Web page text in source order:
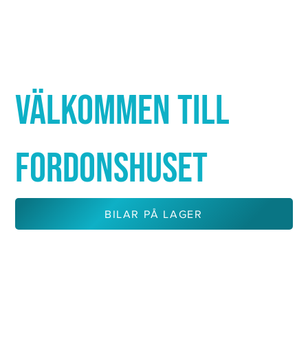
VÄLKOMMEN TILL
FORDONSHUSET
BILAR PÅ LAGER